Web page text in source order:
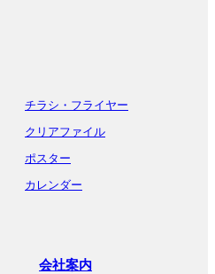
チラシ・フライヤー
クリアファイル
ポスター
カレンダー
会社案内